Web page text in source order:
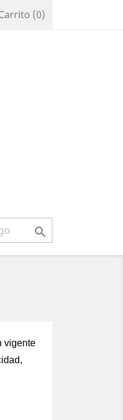
(0)

vigente